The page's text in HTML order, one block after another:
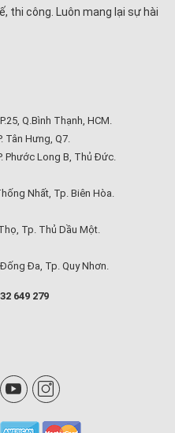
thi công. Luôn mang lại sự hài
Q.Bình Thạnh, HCM.
Tân Hưng, Q7.
Phước Long B, Thủ Đức.
Nhất, Tp. Biên Hòa.
Tp. Thủ Dầu Một.
Đa, Tp. Quy Nhơn.
649 279